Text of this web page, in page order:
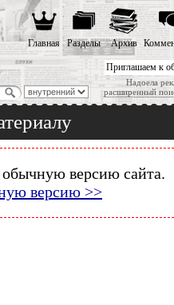
Приглашаем к
Надоела
расширенный
Главная Разделы Архив
версию сайта.
версию >>